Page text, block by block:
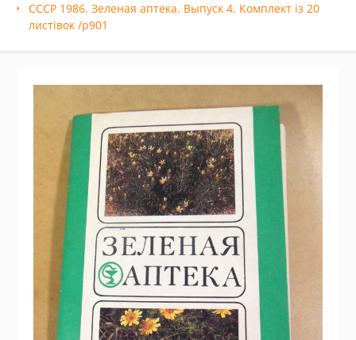
СССР 1986. Зеленая аптека. Выпуск 4. Комплект із 20
листівок /р901